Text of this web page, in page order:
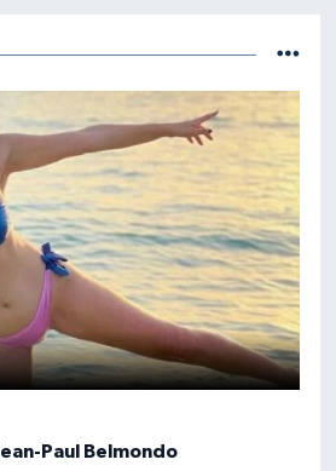
Jean-Paul Belmondo